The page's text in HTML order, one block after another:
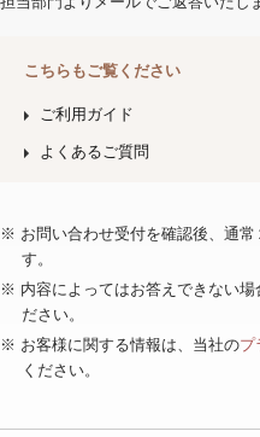
こちらもご覧ください
ご利用ガイド
よくあるご質問
※ お問い合わせ受付を確認後、通常
す。
※ 内容によってはお答えできない場
ださい。
※ お客様に関する情報は、当社のプ
ください。